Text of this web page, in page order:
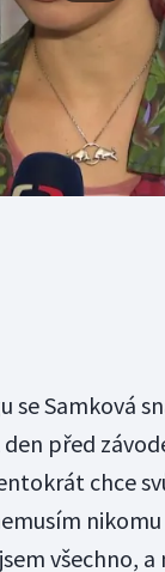
se Samková
před
chce
všechno,